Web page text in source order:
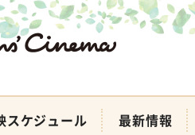
スケジュール 最新情報